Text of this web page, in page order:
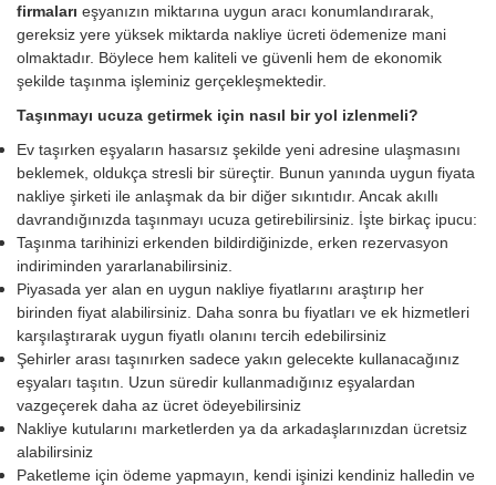
firmaları eşyanızın miktarına uygun aracı konumlandırarak,
gereksiz yere yüksek miktarda nakliye ücreti ödemenize mani
olmaktadır. Böylece hem kaliteli ve güvenli hem de ekonomik
şekilde taşınma işleminiz gerçekleşmektedir.
Taşınmayı ucuza getirmek için nasıl bir yol izlenmeli?
Ev taşırken eşyaların hasarsız şekilde yeni adresine ulaşmasını
beklemek, oldukça stresli bir süreçtir. Bunun yanında uygun fiyata
nakliye şirketi ile anlaşmak da bir diğer sıkıntıdır. Ancak akıllı
davrandığınızda taşınmayı ucuza getirebilirsiniz. İşte birkaç ipucu:
Taşınma tarihinizi erkenden bildirdiğinizde, erken rezervasyon
indiriminden yararlanabilirsiniz.
Piyasada yer alan en uygun nakliye fiyatlarını araştırıp her
birinden fiyat alabilirsiniz. Daha sonra bu fiyatları ve ek hizmetleri
karşılaştırarak uygun fiyatlı olanını tercih edebilirsiniz
Şehirler arası taşınırken sadece yakın gelecekte kullanacağınız
eşyaları taşıtın. Uzun süredir kullanmadığınız eşyalardan
vazgeçerek daha az ücret ödeyebilirsiniz
Nakliye kutularını marketlerden ya da arkadaşlarınızdan ücretsiz
alabilirsiniz
Paketleme için ödeme yapmayın, kendi işinizi kendiniz halledin ve